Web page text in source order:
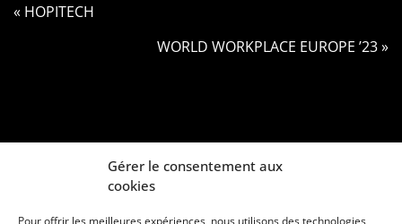
Gérer le consentement aux
cookies
Pour offrir les meilleures expériences, nous utilisons des technologies
« HOPITECH
WORLD WORKPLACE EUROPE ’23 »